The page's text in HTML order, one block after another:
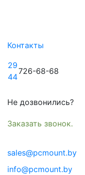
Контакты
29
44
726-68-68
Не дозвонились?
Заказать звонок.
sales@pcmount.by
info@pcmount.by